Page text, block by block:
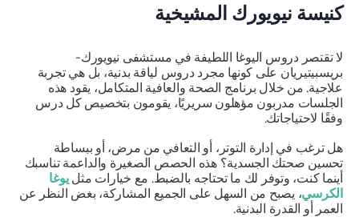
كنيسة نيويورك المشيخية
لا تقتصر دروس اليوغا اللطيفة في مستشفى نيويورك-
بريسبيتيريان على كونها مجرد دروس لياقة بدنية، بل هي تجربة
علاجية. من خلال برنامج الصحة والعافية المتكامل، يقود هذه
الجلسات مدربون مؤهلون سريريًا، يقومون بتخصيص كل درس
وفقًا لاحتياجاتك.
هل ترغب في إدارة التوتر، أو التعافي من مرض، أو ببساطة
تحسين صحتك الجسدية؟ هذه الحصص الصغيرة والداعمة تناسبك
أينما كنت، وتوفر لك ما تحتاجه بالضبط. مع خيارات مثل يوغا
الكرسي، يصبح من السهل على الجميع المشاركة، بغض النظر عن
العمر أو القدرة البدنية.